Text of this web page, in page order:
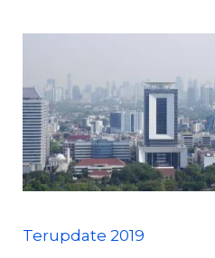
Terupdate 2019